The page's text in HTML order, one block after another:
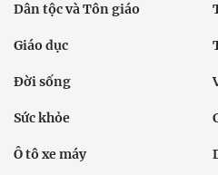
Dân tộc và Tôn giáo
Giáo dục
Đời sống
Sức khỏe
Ô tô xe máy